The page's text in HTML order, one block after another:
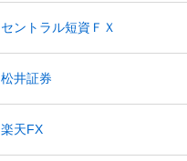
セントラル短資ＦＸ
松井証券
楽天FX